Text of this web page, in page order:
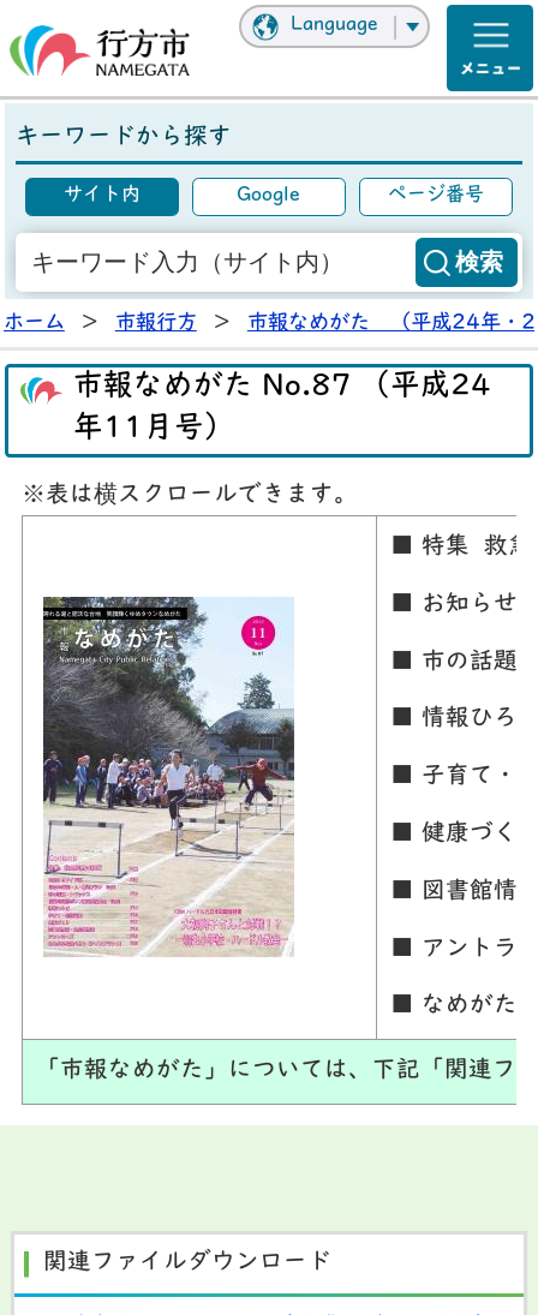
Language
キーワードから探す
サイト内 Google ページ番号
ホーム > 市報行方 > 市報なめがた （平成24年・
市報なめがた No.87 （平成24
年11月号）
※表は横スクロールできます。
■ 特集 救急
■ お知らせ
■ 市の話題
■ 情報ひろ
■ 子育て・
■ 健康づく
■ 図書館情
■ アントラ
■ なめがた
「市報なめがた」については、下記「関連
関連ファイルダウンロード